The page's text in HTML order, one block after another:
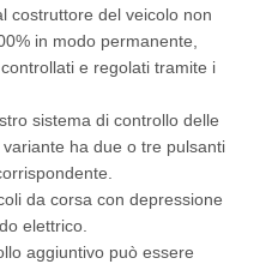
costruttore del veicolo non
in modo permanente,
e regolati tramite i
sistema di controllo delle
ha due o tre pulsanti
da corsa con depressione
elettrico.
aggiuntivo può essere